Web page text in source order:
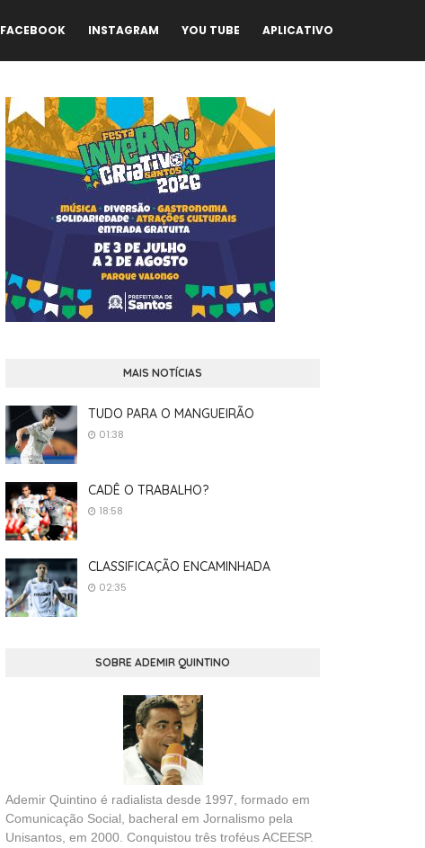
FACEBOOK INSTAGRAM YOU TUBE APLICATIVO
MAIS NOTÍCIAS
TUDO PARA O MANGUEIRÃO
01:38
CADÊ O TRABALHO?
18:58
CLASSIFICAÇÃO ENCAMINHADA
02:35
SOBRE ADEMIR QUINTINO
Ademir Quintino é radialista desde 1997, formado em
Comunicação Social, bacheral em Jornalismo pela
Unisantos, em 2000. Conquistou três troféus ACEESP.